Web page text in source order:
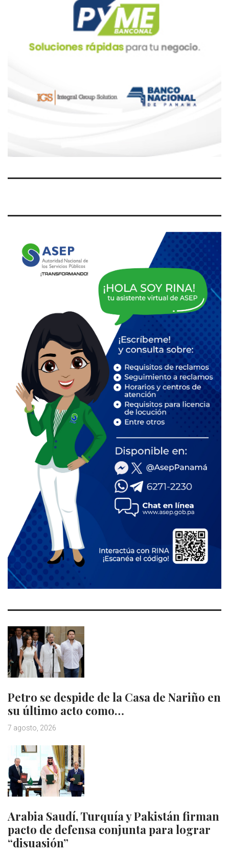
Petro se despide de la Casa de Nariño en
su último acto como…
7 agosto, 2026
Arabia Saudí, Turquía y Pakistán firman
pacto de defensa conjunta para lograr
“disuasión”